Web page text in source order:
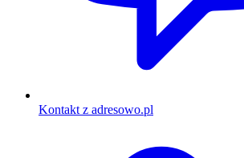
Kontakt z adresowo.pl